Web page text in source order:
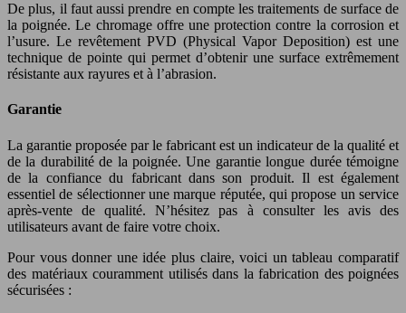
De plus, il faut aussi prendre en compte les traitements de surface de
la poignée. Le chromage offre une protection contre la corrosion et
l’usure. Le revêtement PVD (Physical Vapor Deposition) est une
technique de pointe qui permet d’obtenir une surface extrêmement
résistante aux rayures et à l’abrasion.
Garantie
La garantie proposée par le fabricant est un indicateur de la qualité et
de la durabilité de la poignée. Une garantie longue durée témoigne
de la confiance du fabricant dans son produit. Il est également
essentiel de sélectionner une marque réputée, qui propose un service
après-vente de qualité. N’hésitez pas à consulter les avis des
utilisateurs avant de faire votre choix.
Pour vous donner une idée plus claire, voici un tableau comparatif
des matériaux couramment utilisés dans la fabrication des poignées
sécurisées :